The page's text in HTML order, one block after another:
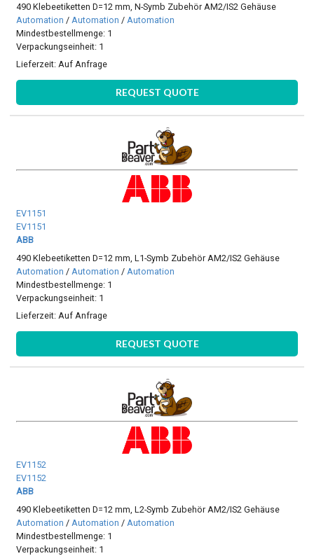
490 Klebeetiketten D=12 mm, N-Symb Zubehör AM2/IS2 Gehäuse
Automation / Automation / Automation
Mindestbestellmenge: 1
Verpackungseinheit: 1
Lieferzeit:Auf Anfrage
REQUEST QUOTE
EV1151
EV1151
ABB
490 Klebeetiketten D=12 mm, L1-Symb Zubehör AM2/IS2 Gehäuse
Automation / Automation / Automation
Mindestbestellmenge: 1
Verpackungseinheit: 1
Lieferzeit:Auf Anfrage
REQUEST QUOTE
EV1152
EV1152
ABB
490 Klebeetiketten D=12 mm, L2-Symb Zubehör AM2/IS2 Gehäuse
Automation / Automation / Automation
Mindestbestellmenge: 1
Verpackungseinheit: 1